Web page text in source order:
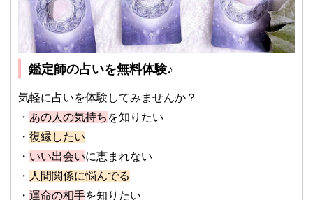
鑑定師の占いを無料体験♪
気軽に占いを体験してみませんか？
・ あの人の気持ち を知りたい
・ 復縁したい
・ いい出会いに恵まれない
・ 人間関係に悩んでる
・ 運命の相手を知りたい